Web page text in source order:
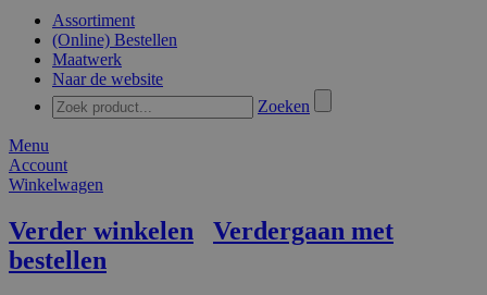
Assortiment
(Online) Bestellen
Maatwerk
Naar de website
Zoeken
Menu
Account
Winkelwagen
Verder winkelen
Verdergaan met
bestellen